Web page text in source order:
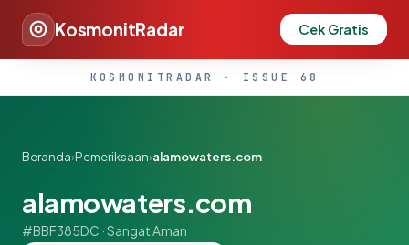
KosmonitRadar Cek Gratis
KOSMONITRADAR · ISSUE 68
Beranda›Pemeriksaan›alamowaters.com
alamowaters.com
#BBF385DC · Sangat Aman